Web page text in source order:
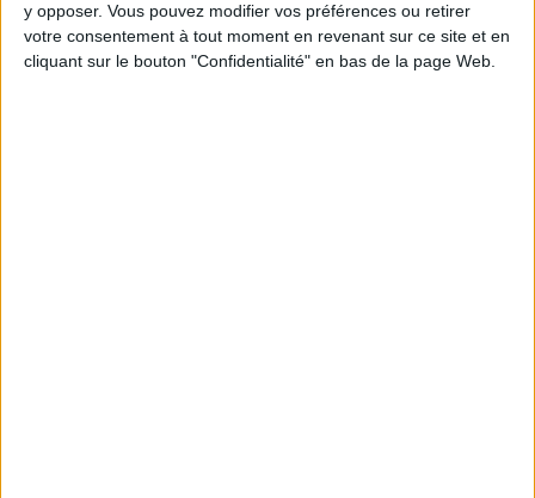
y opposer. Vous pouvez modifier vos préférences ou retirer
votre consentement à tout moment en revenant sur ce site et en
cliquant sur le bouton "Confidentialité" en bas de la page Web.